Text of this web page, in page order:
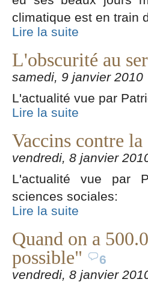
climatique est en train
Lire la suite
L'obscurité au
samedi, 9 janvier 2010
L'actualité vue par
Lire la suite
Vaccins contre
vendredi, 8 janvier
L'actualité vue par
sciences sociales:
Lire la suite
Quand on a
possible"
6
vendredi, 8 janvier